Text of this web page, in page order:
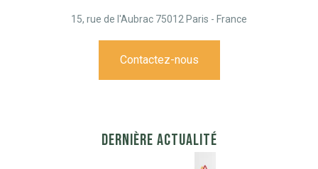
15, rue de l'Aubrac 75012 Paris - France
Contactez-nous
DERNIÈRE ACTUALITÉ